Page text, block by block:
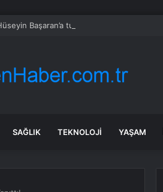
Başaran’a tutuklama talebi
SAĞLIK TEKNOLOJI YAŞAM